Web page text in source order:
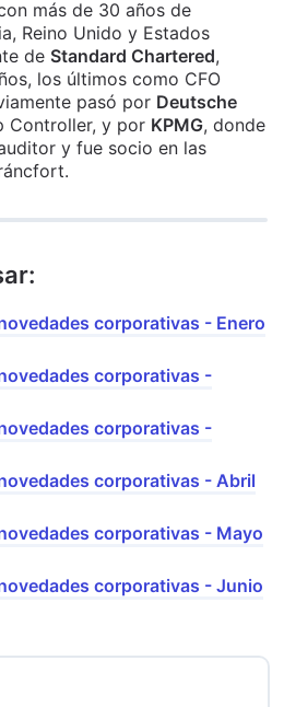
más de 30 años de
Reino Unido y Estados
de Standard Chartered,
los últimos como CFO
pasó por Deutsche
Controller, y por KPMG, donde
y fue socio en las
corporativas - Enero
corporativas -
corporativas -
corporativas - Abril
corporativas - Mayo
corporativas - Junio